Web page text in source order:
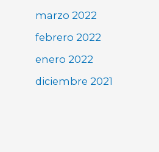
marzo 2022
febrero 2022
enero 2022
diciembre 2021